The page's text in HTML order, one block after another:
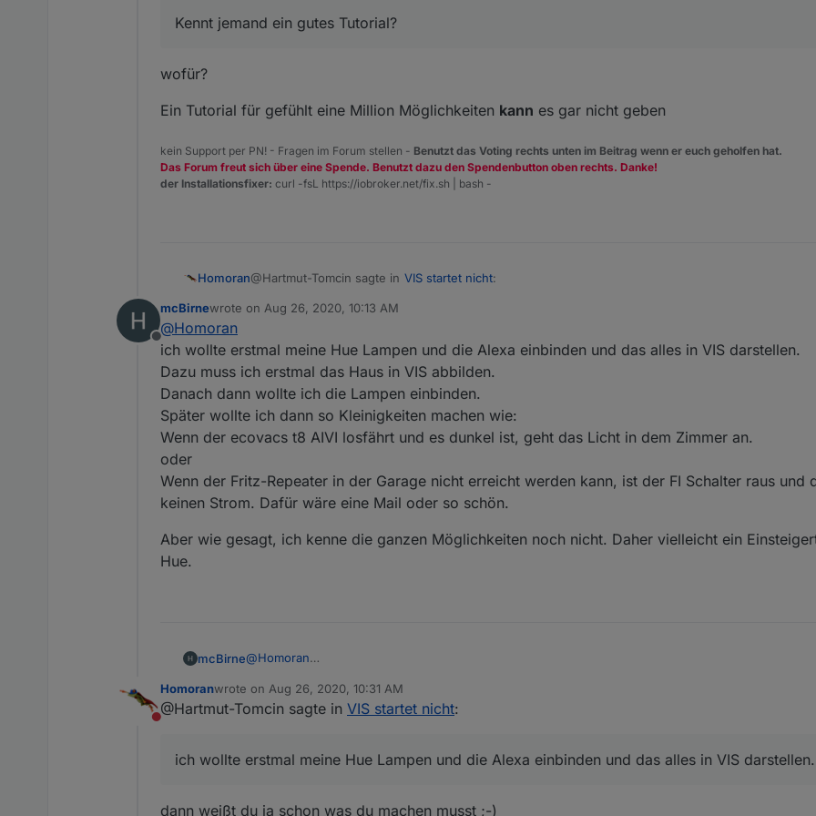
Kennt jemand ein gutes Tutorial?
wofür?
Ein Tutorial für gefühlt eine Million Möglichkeiten kann es gar nicht geben
kein Support per PN! - Fragen im Forum stellen - Benutzt das Voting rechts unten im Beitrag wenn er euch geholfen hat.
Das Forum freut sich über eine Spende. Benutzt dazu den Spendenbutton oben rechts. Danke!
der Installationsfixer: curl -fsL https://iobroker.net/fix.sh | bash -
Homoran@Hartmut-Tomcin sagte in VIS startet nicht:
wofür?
Ein Tutorial für gefühlt eine Million Möglichkeiten
Offline
mcBirnewrote on Aug 26, 2020, 10:13 AM
last edited by
@Homoran
ich wollte erstmal meine Hue Lampen und die Alexa einbinden und das alles in VIS darstellen.
Dazu muss ich erstmal das Haus in VIS abbilden.
Danach dann wollte ich die Lampen einbinden.
Später wollte ich dann so Kleinigkeiten machen wie:
Wenn der ecovacs t8 AIVI losfährt und es dunkel ist, geht das Licht in dem Zimmer an.
oder
Wenn der Fritz-Repeater in der Garage nicht erreicht werden kann, ist der FI Schalter raus und
keinen Strom. Dafür wäre eine Mail oder so schön.
Aber wie gesagt, ich kenne die ganzen Möglichkeiten noch nicht. Daher vielleicht ein
Hue.
mcBirne@Homoran
Dazu muss ich erstmal das Haus in VIS abbilden.
Danach dann wollte ich die Lampen einbinden.
oder
Aber wie gesagt, ich kenne die ganzen Möglichkeiten noch nicht. Daher vielleicht ein
Do not disturb
Homoranwrote on Aug 26, 2020, 10:31 AM
last edited by
@Hartmut-Tomcin sagte in VIS startet nicht:
ich wollte erstmal meine Hue Lampen und die Alexa einbinden und das alles in VIS darstellen.
dann weißt du ja schon was du machen musst ;-)